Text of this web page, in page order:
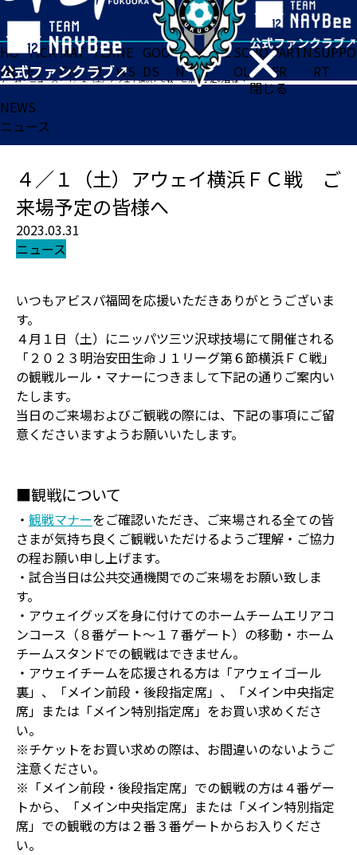
閉じる
HO
ME
TICK
ET
MAT
CH
TEA
M
NE
WS
GOO
DS
FA
N
ACADE
MY
SCHO
OL
PARTN
ER
SUPPO
RT
ホーム>ニュース>４／１（土）アウェイ横浜ＦＣ戦 ご来場予定の皆様へ
NEWS
ニュース
４／１（土）アウェイ横浜ＦＣ戦 ご
来場予定の皆様へ
2023.03.31
ニュース
いつもアビスパ福岡を応援いただきありがとうございま
す。
４月１日（土）にニッパツ三ツ沢球技場にて開催される
「２０２３明治安田生命Ｊ１リーグ第６節横浜ＦＣ戦」
の観戦ルール・マナーにつきまして下記の通りご案内い
たします。
当日のご来場およびご観戦の際には、下記の事項にご留
意くださいますようお願いいたします。
■観戦について
・ 観戦マナーをご確認いただき、ご来場される全ての皆
さまが気持ち良くご観戦いただけるようご理解・ご協力
の程お願い申し上げます。
・試合当日は公共交通機関でのご来場をお願い致しま
す。
・アウェイグッズを身に付けてのホームチームエリアコ
ンコース（８番ゲート〜１７番ゲート）の移動・ホーム
チームスタンドでの観戦はできません。
・アウェイチームを応援される方は「アウェイゴール
裏」、「メイン前段・後段指定席」、「メイン中央指定
席」または「メイン特別指定席」をお買い求めくださ
い。
※チケットをお買い求めの際は、お間違いのないようご
注意ください。
※「メイン前段・後段指定席」での観戦の方は４番ゲー
トから、「メイン中央指定席」または「メイン特別指定
席」での観戦の方は２番３番ゲートからお入りくださ
い。